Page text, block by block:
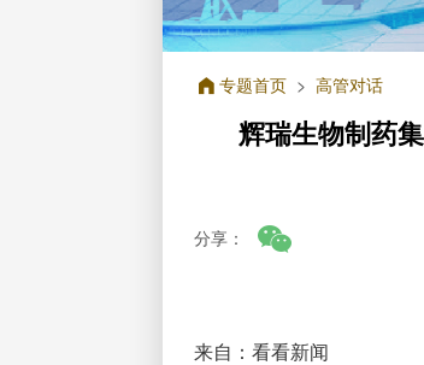
专题首页 > 高管对话
辉瑞生物制药
分享：
来自：看看新闻